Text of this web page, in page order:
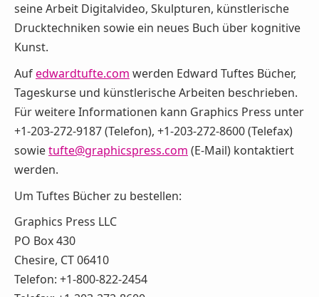
seine Arbeit Digitalvideo, Skulpturen, künstlerische
Drucktechniken sowie ein neues Buch über kognitive
Kunst.
Aufedwardtufte.com werden Edward Tuftes Bücher,
Tageskurse und künstlerische Arbeiten beschrieben.
Für weitere Informationen kann Graphics Press unter
+1-203-272-9187 (Telefon), +1-203-272-8600 (Telefax)
sowietufte@graphicspress.com (E-Mail) kontaktiert
werden.
Um Tuftes Bücher zu bestellen:
Graphics Press LLC
PO Box 430
Chesire, CT 06410
Telefon: +1-800-822-2454